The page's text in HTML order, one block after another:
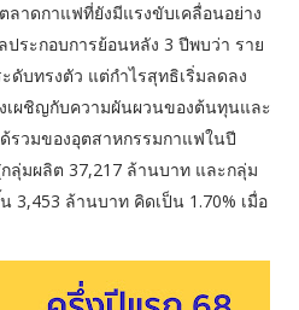
ลาดกาแฟที่ยังมีแรงขับเคลื่อนอย่าง
ประกอบการย้อนหลัง 3 ปีพบว่า ราย
ดับทรงตัว แต่กำไรสุทธิเริ่มลดลง
เผชิญกับความผันผวนของต้นทุนและ
รวมของอุตสาหกรรมกาแฟในปี
ลุ่มผลิต 37,217 ล้านบาท และกลุ่ม
3,453 ล้านบาท คิดเป็น 1.70% เมื่อ